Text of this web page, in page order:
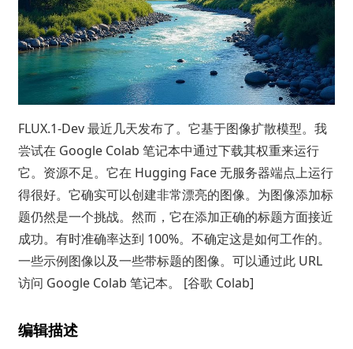
FLUX.1-Dev 最近几天发布了。它基于图像扩散模型。我
尝试在 Google Colab 笔记本中通过下载其权重来运行
它。资源不足。它在 Hugging Face 无服务器端点上运行
得很好。它确实可以创建非常漂亮的图像。为图像添加标
题仍然是一个挑战。然而，它在添加正确的标题方面接近
成功。有时准确率达到 100%。不确定这是如何工作的。
一些示例图像以及一些带标题的图像。可以通过此 URL
访问 Google Colab 笔记本。 [谷歌 Colab]
编辑描述